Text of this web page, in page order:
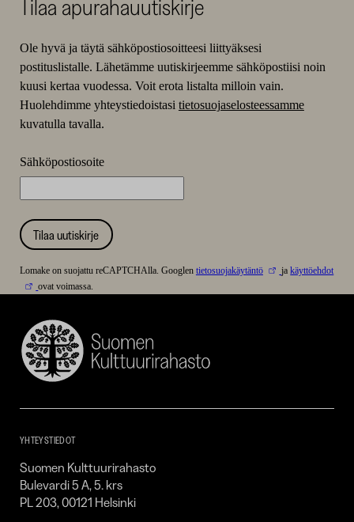
Tilaa apurahauutiskirje
Ole hyvä ja täytä sähköpostiosoitteesi liittyäksesi
postituslistalle. Lähetämme uutiskirjeemme sähköpostiisi noin
kuusi kertaa vuodessa. Voit erota listalta milloin vain.
Huolehdimme yhteystiedoistasi tietosuojaselosteessamme
kuvatulla tavalla.
Sähköpostiosoite
Tilaa uutiskirje
Lomake on suojattu reCAPTCHAlla. Googlen tietosuojakäytäntö jakäyttöehdot
ovat voimassa.
Suomen
Kulttuurirahasto
YHTEYSTIEDOT
Suomen Kulttuurirahasto
Bulevardi 5 A, 5. krs
PL 203, 00121 Helsinki